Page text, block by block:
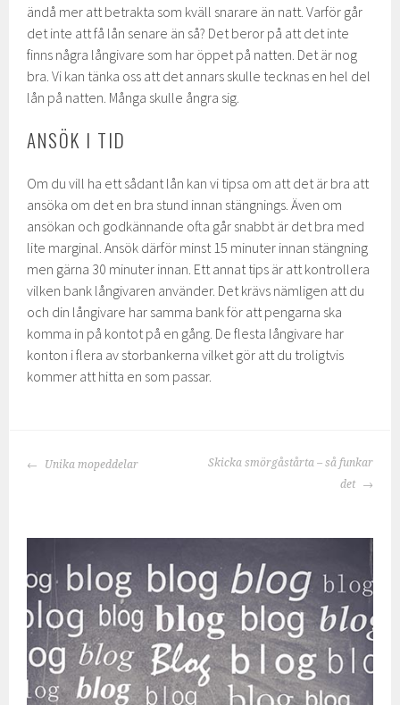
ändå mer att betrakta som kväll snarare än natt. Varför går
det inte att få lån senare än så? Det beror på att det inte
finns några långivare som har öppet på natten. Det är nog
bra. Vi kan tänka oss att det annars skulle tecknas en hel del
lån på natten. Många skulle ångra sig.
ANSÖK I TID
Om du vill ha ett sådant lån kan vi tipsa om att det är bra att
ansöka om det en bra stund innan stängnings. Även om
ansökan och godkännande ofta går snabbt är det bra med
lite marginal. Ansök därför minst 15 minuter innan stängning
men gärna 30 minuter innan. Ett annat tips är att kontrollera
vilken bank långivaren använder. Det krävs nämligen att du
och din långivare har samma bank för att pengarna ska
komma in på kontot på en gång. De flesta långivare har
konton i flera av storbankerna vilket gör att du troligtvis
kommer att hitta en som passar.
INLÄGGSNAVIGERING
Unika mopeddelar
Skicka smörgåstårta – så funkar
det